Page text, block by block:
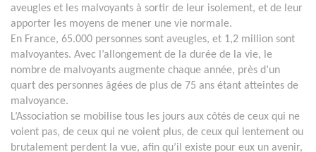
aveugles et les malvoyants à sortir de leur isolement, et de leur
apporter les moyens de mener une vie normale.
En France, 65.000 personnes sont aveugles, et 1,2 million sont
malvoyantes. Avec l’allongement de la durée de la vie, le
nombre de malvoyants augmente chaque année, près d’un
quart des personnes âgées de plus de 75 ans étant atteintes de
malvoyance.
L’Association se mobilise tous les jours aux côtés de ceux qui ne
voient pas, de ceux qui ne voient plus, de ceux qui lentement ou
brutalement perdent la vue, afin qu’il existe pour eux un avenir,